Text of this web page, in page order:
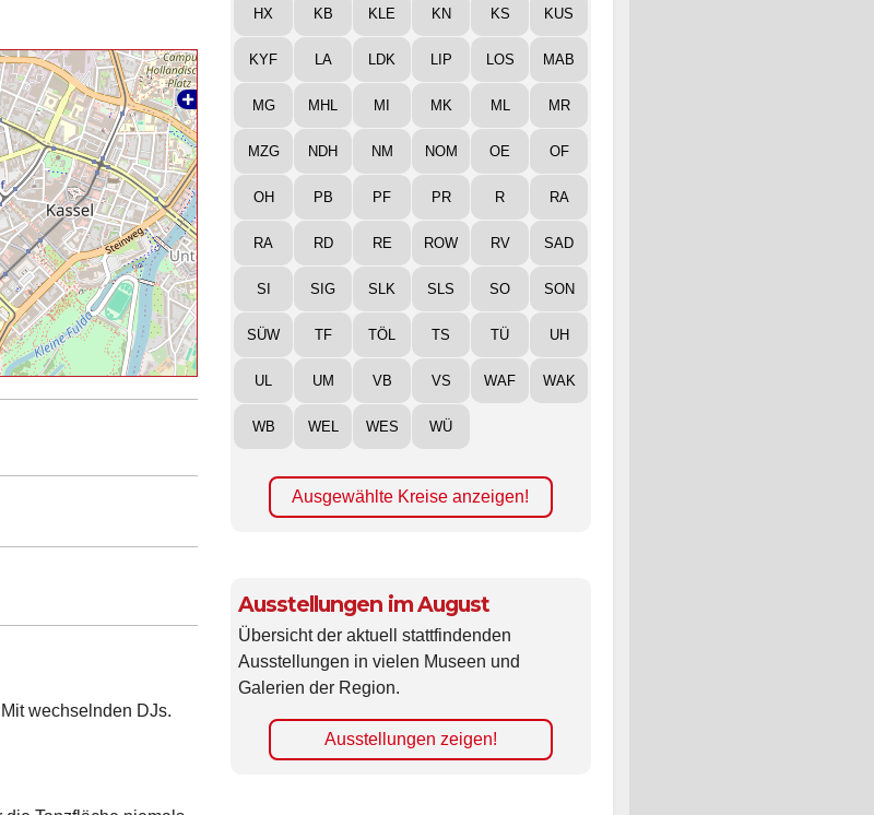
wechselnden DJs.
HX KB KLE KN KS KUS
KYF LA LDK LIP LOS MAB
MG MHL MI MK ML MR
MZG NDH NM NOM OE OF
OH PB PF PR R RA
RA RD RE ROW RV SAD
SI SIG SLK SLS SO SON
SÜW TF TÖL TS TÜ UH
UL UM VB VS WAF WAK
WB WEL WES WÜ
Ausgewählte Kreise anzeigen!
Ausstellungen im August
Übersicht der aktuell stattfindenden
Ausstellungen in vielen Museen und
Galerien der Region.
Ausstellungen zeigen!